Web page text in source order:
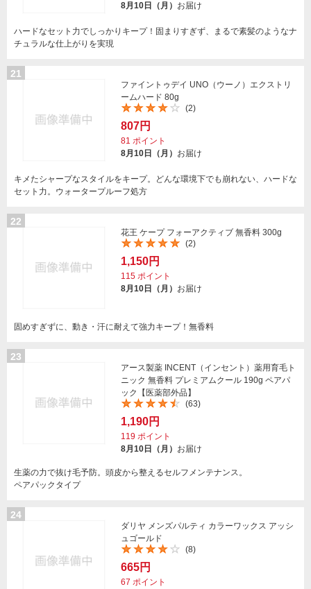
8月10日（月） お届け
ハードなセット力でしっかりキープ！固まりすぎず、まるで素髪のようなナ
チュラルな仕上がりを実現
21
ファイントゥデイ UNO（ウーノ）エクストリ
ームハード 80g
(2)
807円
81 ポイント
8月10日（月） お届け
キメたシャープなスタイルをキープ。どんな環境下でも崩れない、ハードな
セット力。ウォータープルーフ処方
22
花王 ケープ フォーアクティブ 無香料 300g
(2)
1,150円
115 ポイント
8月10日（月） お届け
固めすぎずに、動き・汗に耐えて強力キープ！無香料
23
アース製薬 INCENT（インセント）薬用育毛ト
ニック 無香料 プレミアムクール 190g ペアパ
ック【医薬部外品】
(63)
1,190円
119 ポイント
8月10日（月） お届け
生薬の力で抜け毛予防。頭皮から整えるセルフメンテナンス。
ペアパックタイプ
24
ダリヤ メンズパルティ カラーワックス アッシ
ュゴールド
(8)
665円
67 ポイント